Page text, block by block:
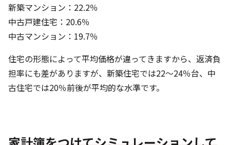
新築マンション：22.2％
中古戸建住宅：20.6％
中古マンション：19.7％
住宅の形態によって平均価格が違ってきますから、返済負
担率にも差がありますが、新築住宅では22～24％台、中
古住宅では20％前後が平均的な水準です。